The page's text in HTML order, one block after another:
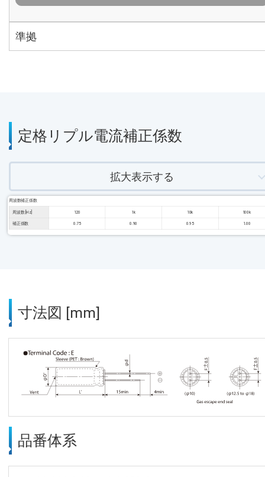
準拠
定格リプル電流補正係数
拡大表示する
周波数補正係数
周波数 [Hz] 120 1k 10k 100k
補正係数 0.75 0.90 0.95 1.00
寸法図 [mm]
品番体系